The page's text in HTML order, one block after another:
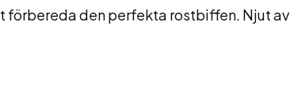
förbereda den perfekta rostbiffen. Njut av